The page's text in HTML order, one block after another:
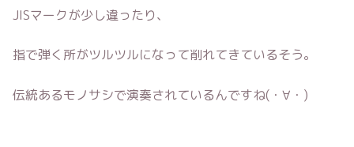
JISマークが少し違ったり、
指で弾く所がツルツルになって削れてきているそう。
伝統あるモノサシで演奏されているんですね(・∀・)